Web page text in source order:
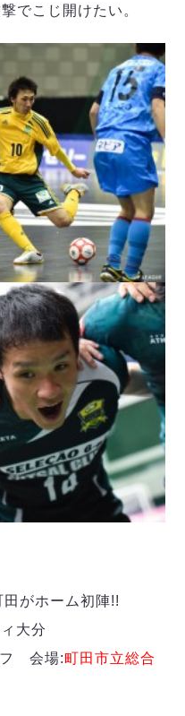
でこじ開けたい。
がホーム初陣!!
大分
フ 会場:町田市立総合